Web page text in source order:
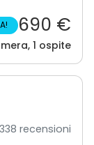
690 €
1 ospite
338 recensioni